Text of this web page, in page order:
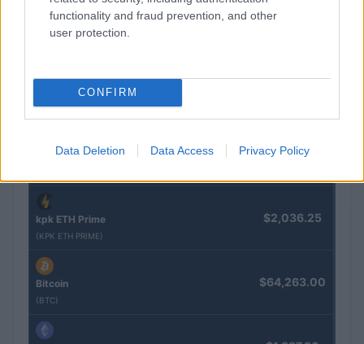
functionality and fraud prevention, and other
user protection.
CONFIRM
Data Deletion Data Access Privacy Policy
Stride Staked Injective
(JDB)
FibSwap DEX $0.0085
kpk ETH Prime
(KPK ETH PRIME)
$2,036.25
Bitcoin
(BTC)
$64,263.00